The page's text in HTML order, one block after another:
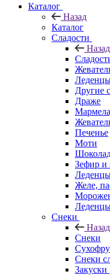
Каталог
Назад
Каталог
Сладости
Назад
Другие
Драже
Печенье
Моти
Зефир и
Желе,
Снеки
Назад
Снеки
Снеки
Закуски